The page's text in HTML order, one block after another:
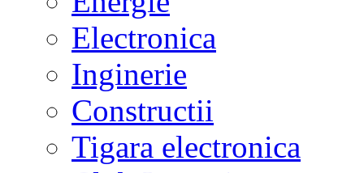
Electronica
Inginerie
Constructii
Tigara electronica